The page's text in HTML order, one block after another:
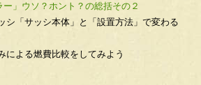
」ウソ？ホント？の総括その２
「サッシ本体」と「設置方法」で変わる
よる燃費比較をしてみよう